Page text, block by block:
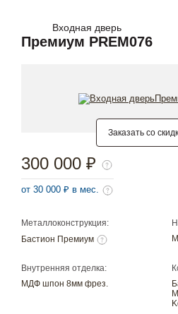
Входная дверь
Премиум PREM076
Заказать со
Металлоконструкция:
Бастион Премиум
Внутренняя отделка:
МДФ шпон 8мм фрез.
300 000 ₽
от 30 000 ₽ в мес.